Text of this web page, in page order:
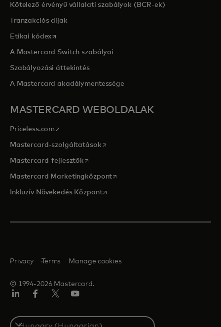
Kötelező érvényű vállalati szabályok (BCR-ek)
Tranzakciós díjak
Etikai kódexopens in a new tab
A Mastercard Switch szabályai
Szabályozási áttekintés
A Mastercard akadálymentessége
MASTERCARD WEBOLDALAK
Priceless.com opens in a new tab
Mastercard-szolgáltatásokopens in a new tab
Mastercard-fejlesztők opens in a new tab
Mastercard Marketingközpontopens in a new tab
Inkluzív Növekedés Központopens in a new tab
© 1994-2026 Mastercard.
Privacy Terms Manage cookies
Select